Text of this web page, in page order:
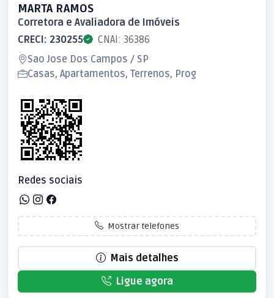
MARTA RAMOS
Corretora e Avaliadora de Imóveis
CRECI: 230255
CNAI: 36386
Sao Jose Dos Campos / SP
Casas, Apartamentos, Terrenos, Prog
Redes sociais
Mostrar telefones
Mais detalhes
Ligue agora